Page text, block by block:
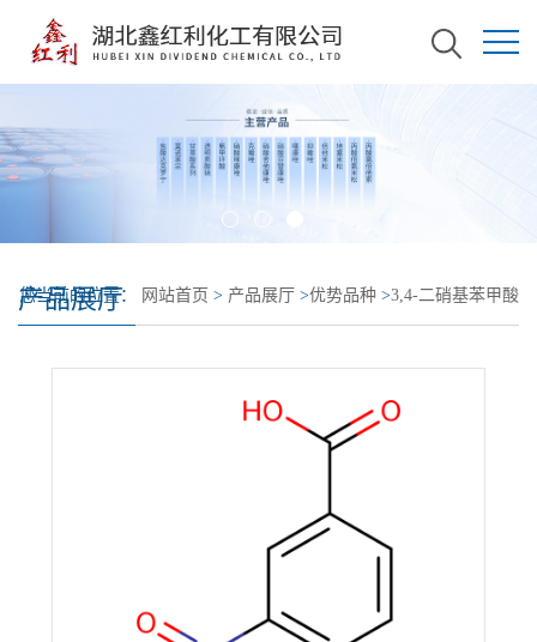
产品展厅
您当前的位置： 网站首页 > 产品展厅 >优势品种 >3,4-二硝基苯甲酸